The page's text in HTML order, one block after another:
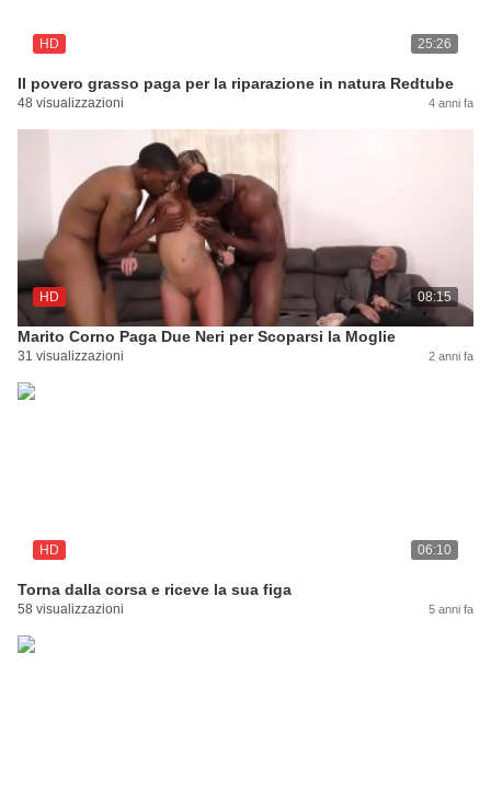
HD 25:26
Il povero grasso paga per la riparazione in natura Redtube
48 visualizzazioni 4 anni fa
HD 08:15
Marito Corno Paga Due Neri per Scoparsi la Moglie
31 visualizzazioni 2 anni fa
HD 06:10
Torna dalla corsa e riceve la sua figa
58 visualizzazioni 5 anni fa